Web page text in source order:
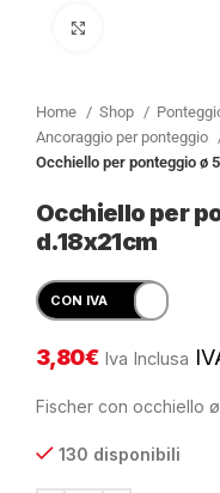
Home Shop
Ancoraggio per ponteggio
Occhiello per ponteggio ø
Occhiello per
d.18x21cm
3,80€ Iva Inclusa
Fischer con occhiello ø
130 disponibili